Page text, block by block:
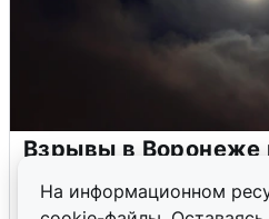
На информационном
Взрывы в Воронеже